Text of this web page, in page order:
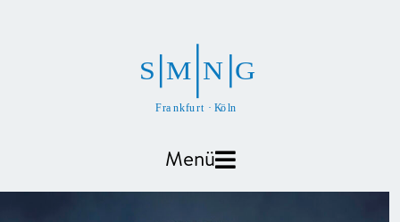
S M N G
Fra nkfurt · Köln
Menü